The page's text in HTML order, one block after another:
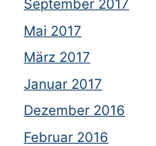
September 2017
Mai 2017
März 2017
Januar 2017
Dezember 2016
Februar 2016